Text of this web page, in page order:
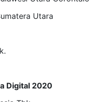
Utara
Digital 2020